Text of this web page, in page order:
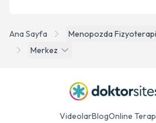
Ana Sayfa Menopozda Fizyoterapi
Merkez
VideolarBlogOnline